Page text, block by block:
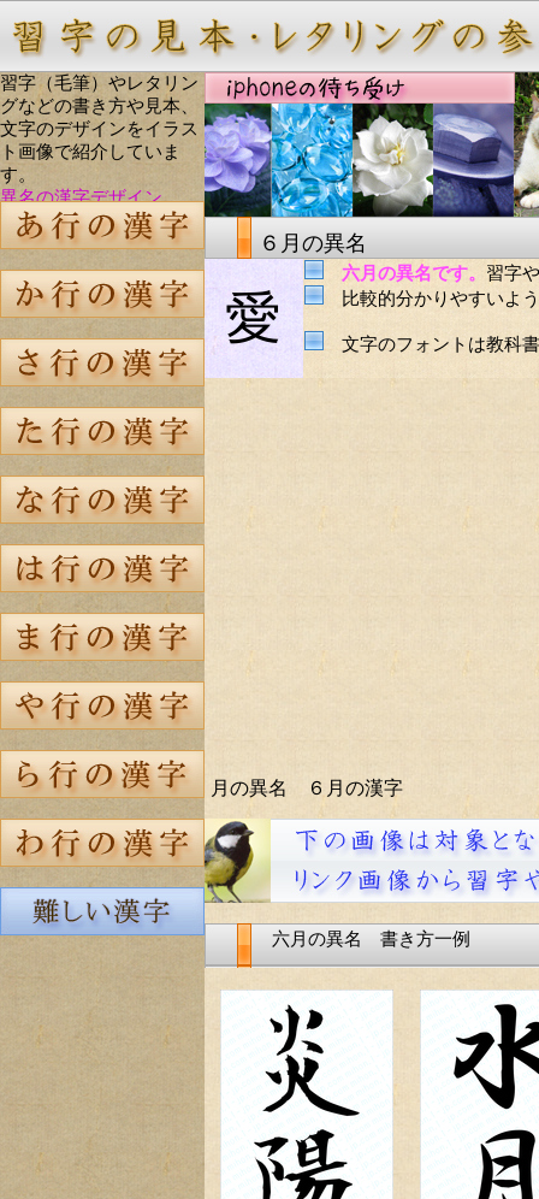
習字（毛筆）やレタリン
グなどの書き方や見本、
文字のデザインをイラス
ト画像で紹介していま
す。
異名の漢字デザイン
６月の異名
愛
六月の異名です。 習字
比較的分かりやすいよ
文字のフォントは教科
月の異名 ６月の漢字
六月の異名 書き方一例